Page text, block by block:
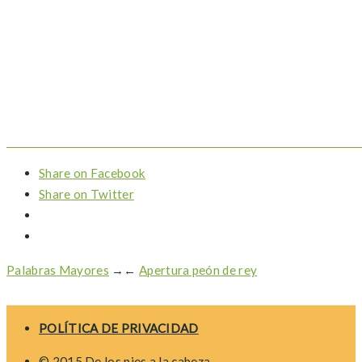
Share on Facebook
Share on Twitter
Palabras Mayores → ← Apertura peón de rey
POLÍTICA DE PRIVACIDAD